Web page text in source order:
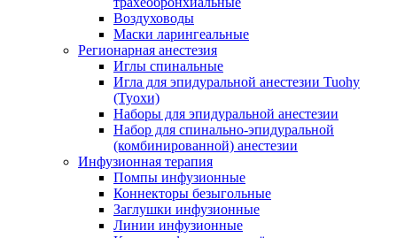
Воздуховоды
Маски ларингеальные
Регионарная анестезия
Иглы спинальные
Игла для эпидуральной анестезии Tuohy
(Туохи)
Наборы для эпидуральной анестезии
Набор для спинально-эпидуральной
(комбинированной) анестезии
Инфузионная терапия
Помпы инфузионные
Коннекторы безыгольные
Заглушки инфузионные
Линии инфузионные